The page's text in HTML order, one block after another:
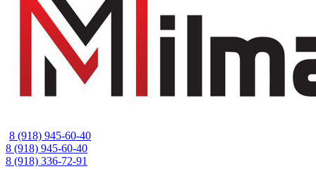
8 (918) 945-60-40
8 (918) 945-60-40
8 (918) 336-72-91